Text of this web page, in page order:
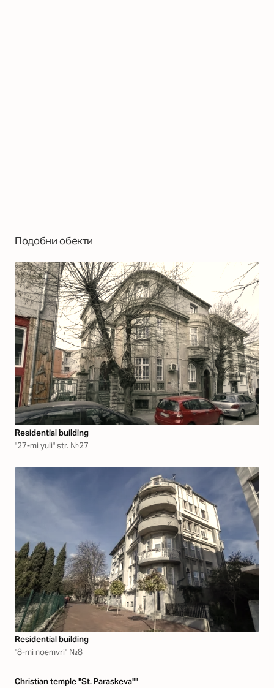
Подобни обекти
Residential building
"27-mi yuli" str. №27
Residential building
"8-mi noemvri" №8
Christian temple "St. Paraskeva""